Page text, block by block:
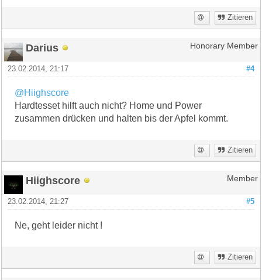
Zitieren
Darius Honorary Member
#4
23.02.2014, 21:17
@Hiighscore
Hardtesset hilft auch nicht? Home und Power
zusammen drücken und halten bis der Apfel kommt.
Zitieren
Hiighscore Member
#5
23.02.2014, 21:27
Ne, geht leider nicht !
Zitieren